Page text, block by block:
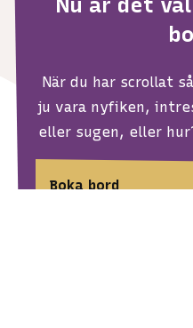
När du har scrollat
ju vara nyfiken,
eller sugen, eller
Boka bord